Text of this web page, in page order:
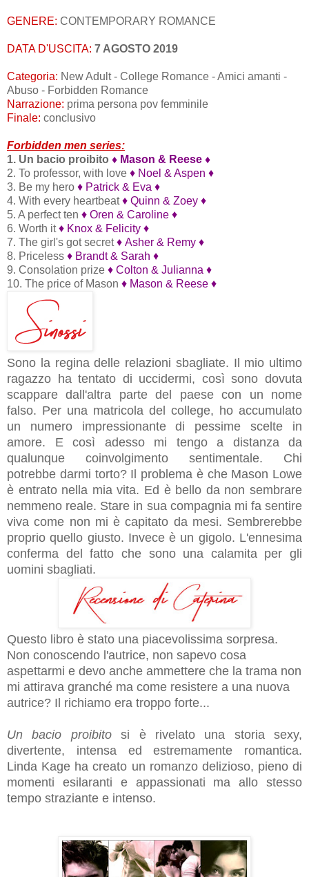
GENERE: CONTEMPORARY ROMANCE
DATA D'USCITA: 7 AGOSTO 2019
Categoria: New Adult - College Romance - Amici amanti -
Abuso - Forbidden Romance
Narrazione: prima persona pov femminile
Finale: conclusivo
Forbidden men series:
1. Un bacio proibito ♦ Mason & Reese ♦
2. To professor, with love ♦ Noel & Aspen ♦
3. Be my hero ♦ Patrick & Eva ♦
4. With every heartbeat♦ Quinn & Zoey ♦
5. A perfect ten ♦ Oren & Caroline ♦
6. Worth it♦ Knox & Felicity ♦
7. The girl's got secret♦ Asher & Remy ♦
8. Priceless ♦ Brandt & Sarah ♦
9. Consolation prize ♦ Colton & Julianna ♦
10. The price of Mason ♦ Mason & Reese ♦
Sono la regina delle relazioni sbagliate. Il mio ultimo
ragazzo ha tentato di uccidermi, così sono dovuta
scappare dall'altra parte del paese con un nome
falso. Per una matricola del college, ho accumulato
un numero impressionante di pessime scelte in
amore. E così adesso mi tengo a distanza da
qualunque coinvolgimento sentimentale. Chi
potrebbe darmi torto? Il problema è che Mason Lowe
è entrato nella mia vita. Ed è bello da non sembrare
nemmeno reale. Stare in sua compagnia mi fa sentire
viva come non mi è capitato da mesi. Sembrerebbe
proprio quello giusto. Invece è un gigolo. L'ennesima
conferma del fatto che sono una calamita per gli
uomini sbagliati.
Questo libro è stato una piacevolissima sorpresa.
Non conoscendo l'autrice, non sapevo cosa
aspettarmi e devo anche ammettere che la trama non
mi attirava granché ma come resistere a una nuova
autrice? Il richiamo era troppo forte...
Un bacio proibitosi è rivelato una storia sexy,
divertente, intensa ed estremamente romantica.
Linda Kage ha creato un romanzo delizioso, pieno di
momenti esilaranti e appassionati ma allo stesso
tempo straziante e intenso.